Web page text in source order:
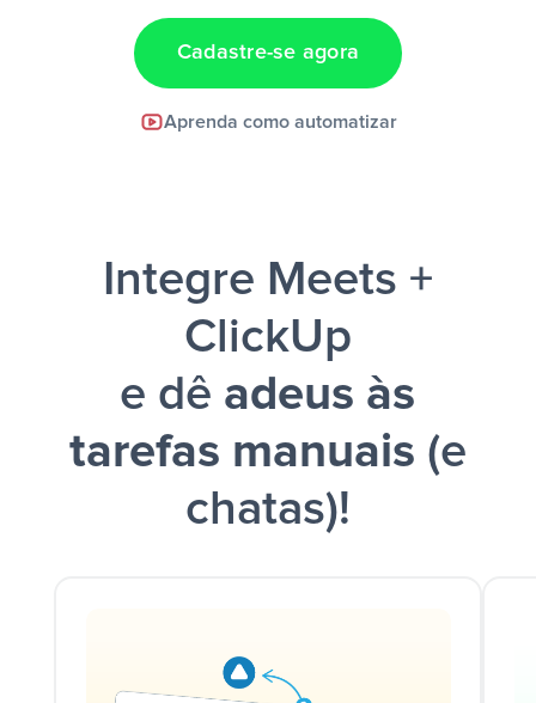
Cadastre-se agora
Aprenda como automatizar
Integre Meets +
ClickUp
e dê adeus às
tarefas manuais (e
chatas)!